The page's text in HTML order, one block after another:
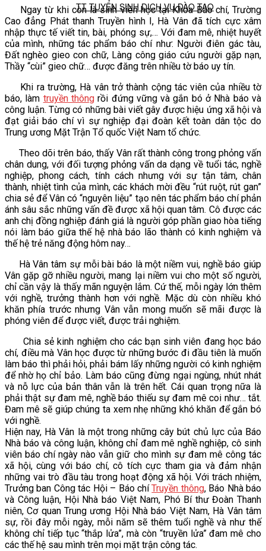
TT TUYỂN SINH DỊCH VỤ ĐÀO TẠO
NGHIÊN CỨU KHOA HỌC
VĂN BẢN
THƯ VIỆN
Ngay từ khi còn là sinh viên học tại Khoa Báo chí, Trường
Cao đẳng Phát thanh Truyền hình I, Hà Vân đã tích cực xâm
nhập thực tế viết tin, bài, phóng sự,… Với đam mê, nhiệt huyết
của mình, những tác phẩm báo chí như: Người điên gác tàu,
Đất nghèo gieo con chữ, Làng công giáo cứu người gặp nạn,
Thầy “cùi” gieo chữ… được đăng trên nhiều tờ báo uy tín.
Khi ra trường, Hà vân trở thành cộng tác viên của nhiều tờ
báo, làm truyền thôngrồi đứng vững và gắn bó ở Nhà báo và
công luận. Từng có những bài viết gây được hiệu ứng xã hội và
đạt giải báo chí vì sự nghiệp đại đoàn kết toàn dân tộc do
Trung ương Mặt Trận Tổ quốc Việt Nam tổ chức.
Theo dõi trên báo, thấy Vân rất thành công trong phỏng vấn
chân dung, với đối tượng phỏng vấn da dạng về tuổi tác, nghề
nghiệp, phong cách, tính cách nhưng với sự tận tâm, chân
thành, nhiệt tình của mình, các khách mời đều “rút ruột, rút gan”
chia sẻ để Vân có “nguyên liệu” tạo nên tác phẩm báo chí phản
ánh sâu sắc những vấn đề được xã hội quan tâm. Cô được các
anh chị đồng nghiệp đánh giá là người góp phần giao hòa tiếng
nói làm báo giữa thế hệ nhà báo lão thành có kinh nghiệm và
thế hệ trẻ năng động hôm nay…
Hà Vân tâm sự mỗi bài báo là một niềm vui, nghề báo giúp
Vân gặp gỡ nhiều người, mang lại niềm vui cho một số người,
chỉ cần vậy là thấy mãn nguyện lắm. Cứ thế, mỗi ngày lớn thêm
với nghề, trưởng thành hơn với nghề. Mặc dù còn nhiều khó
khăn phía trước nhưng Vân vẫn mong muốn sẽ mãi được là
phóng viên để được viết, được trải nghiệm.
Chia sẻ kinh nghiệm cho các bạn sinh viên đang học báo
chí, điều mà Vân học được từ những bước đi đầu tiên là muốn
làm báo thì phải hỏi, phải bám lấy những người có kinh nghiệm
để nhờ họ chỉ bảo. Làm báo cũng đừng ngại ngùng, nhút nhát
và nỗ lực của bản thân vẫn là trên hết. Cái quan trọng nữa là
phải thật sự đam mê, nghề báo thiếu sự đam mê coi như… tắt.
Đam mê sẽ giúp chúng ta xem nhẹ những khó khăn để gắn bó
với nghề.
Hiện nay, Hà Vân là một trong những cây bút chủ lực của Báo
Nhà báo và công luận, không chỉ đam mê nghề nghiệp, cô sinh
viên báo chí ngày nào vẫn giữ cho mình sự đam mê công tác
xã hội, cùng với báo chí, cô tích cực tham gia và đảm nhận
những vai trò đầu tàu trong hoạt động xã hội. Với trách nhiệm,
Trưởng ban Công tác Hội – Báo chíTruyền thông, Báo Nhà báo
và Công luận, Hội Nhà báo Việt Nam, Phó Bí thư Đoàn Thanh
niên, Cơ quan Trung ương Hội Nhà báo Việt Nam, Hà Vân tâm
sự, rồi đây mỗi ngày, mỗi năm sẽ thêm tuổi nghề và như thế
không chỉ tiếp tục “thắp lửa”, mà còn “truyền lửa” đam mê cho
các thế hệ sau mình trên mọi mặt trận công tác.